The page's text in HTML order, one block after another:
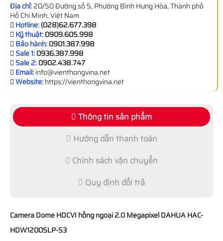
Địa chỉ:20/50 Đường số 5, Phường Bình Hưng Hòa, Thành phố
Hồ Chí Minh, Việt Nam
Hotline:(028)62.677.398
Kỹ thuật:0909.605.998
Bảo hành:0901.387.998
Sale 1:0936.387.998
Sale 2:0902.438.747
Email:info@vienthongvina.net
Website:https://vienthongvina.net
Thông tin sản phẩm
Hướng dẫn thanh toán
Chính sách vận chuyển
Quy định đổi trả
Camera Dome HDCVI hồng ngoại 2.0 Megapixel DAHUA HAC-
HDW1200SLP-S3